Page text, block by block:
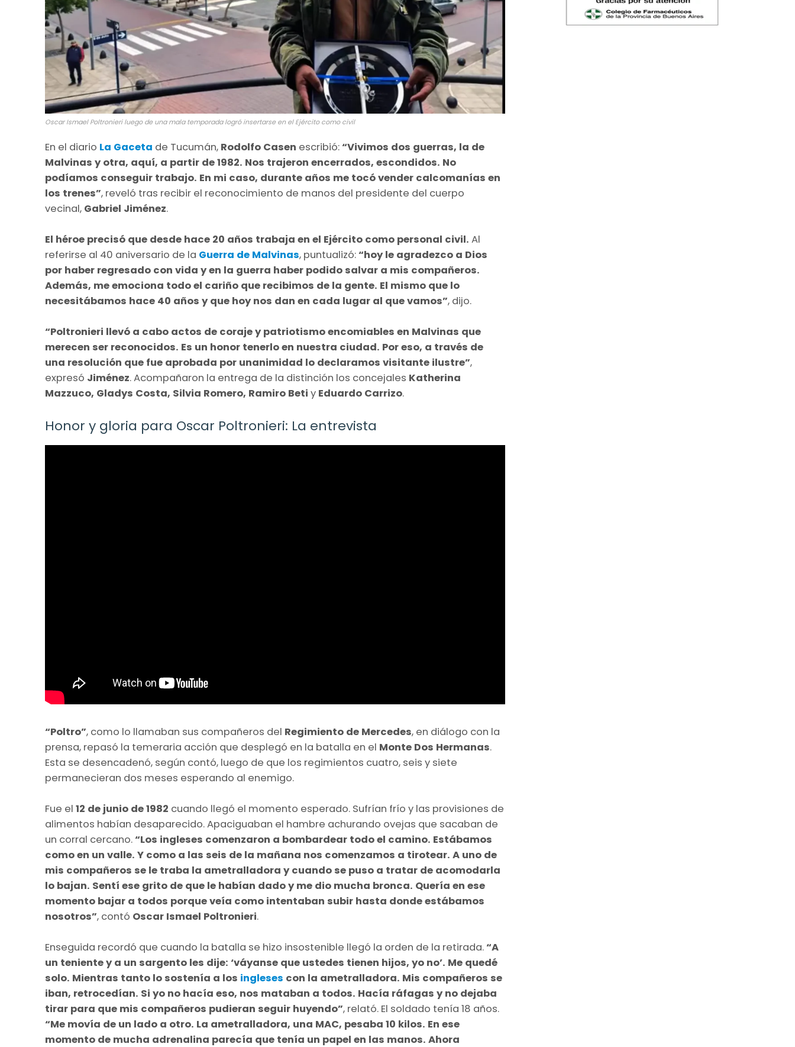
Oscar Ismael Poltronieri luego de una mala temporada logró insertarse en el Ejército como civil
En el diario La Gaceta de Tucumán, Rodolfo Casen escribió:“Vivimos dos guerras, la de
Malvinas y otra, aquí, a partir de 1982. Nos trajeron encerrados, escondidos. No
podíamos conseguir trabajo. En mi caso, durante años me tocó vender calcomanías en
los trenes”, reveló tras recibir el reconocimiento de manos del presidente del cuerpo
vecinal, Gabriel Jiménez.
El héroe precisó que desde hace 20 años trabaja en el Ejército como personal civil. Al
referirse al 40 aniversario de la Guerra de Malvinas, puntualizó:“hoy le agradezco a Dios
por haber regresado con vida y en la guerra haber podido salvar a mis compañeros.
Además, me emociona todo el cariño que recibimos de la gente. El mismo que lo
necesitábamos hace 40 años y que hoy nos dan en cada lugar al que vamos”, dijo.
“Poltronieri llevó a cabo actos de coraje y patriotismo encomiables en Malvinas que
merecen ser reconocidos. Es un honor tenerlo en nuestra ciudad. Por eso, a través de
una resolución que fue aprobada por unanimidad lo declaramos visitante ilustre”,
expresó Jiménez. Acompañaron la entrega de la distinción los concejales Katherina
Mazzuco, Gladys Costa, Silvia Romero, Ramiro Beti y Eduardo Carrizo.
Honor y gloria para Oscar Poltronieri: La entrevista
“Poltro”, como lo llamaban sus compañeros del Regimiento de Mercedes, en diálogo con la
prensa, repasó la temeraria acción que desplegó en la batalla en el Monte Dos Hermanas.
Esta se desencadenó, según contó, luego de que los regimientos cuatro, seis y siete
permanecieran dos meses esperando al enemigo.
Fue el 12 de junio de 1982 cuando llegó el momento esperado. Sufrían frío y las provisiones de
alimentos habían desaparecido. Apaciguaban el hambre achurando ovejas que sacaban de
un corral cercano.“Los ingleses comenzaron a bombardear todo el camino. Estábamos
como en un valle. Y como a las seis de la mañana nos comenzamos a tirotear. A uno de
mis compañeros se le traba la ametralladora y cuando se puso a tratar de acomodarla
lo bajan. Sentí ese grito de que le habían dado y me dio mucha bronca. Quería en ese
momento bajar a todos porque veía como intentaban subir hasta donde estábamos
nosotros”, contó Oscar Ismael Poltronieri.
Enseguida recordó que cuando la batalla se hizo insostenible llegó la orden de la retirada.“A
un teniente y a un sargento les dije: ‘váyanse que ustedes tienen hijos, yo no’. Me quedé
solo. Mientras tanto lo sostenía a los ingleses con la ametralladora. Mis compañeros se
iban, retrocedían. Si yo no hacía eso, nos mataban a todos. Hacía ráfagas y no dejaba
tirar para que mis compañeros pudieran seguir huyendo”, relató. El soldado tenía 18 años.
“Me movía de un lado a otro. La ametralladora, una MAC, pesaba 10 kilos. En ese
momento de mucha adrenalina parecía que tenía un papel en las manos. Ahora